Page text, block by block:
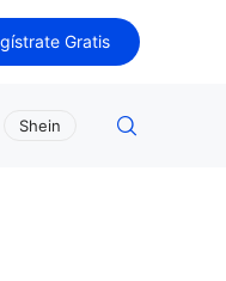
Gratis
Shein